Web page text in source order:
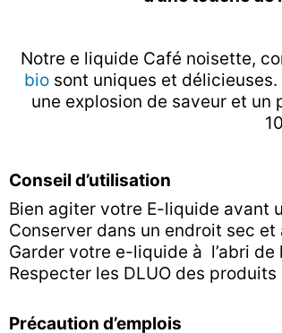
Notre e liquide Café noisette,
biosont uniques et délicieuses.
une explosion de saveur et
Conseil d’utilisation
Bien agiter votre E-liquide avant
Conserver dans un endroit sec
Garder votre e-liquide à l’abri
Respecter les DLUO des produits
Précaution d’emplois